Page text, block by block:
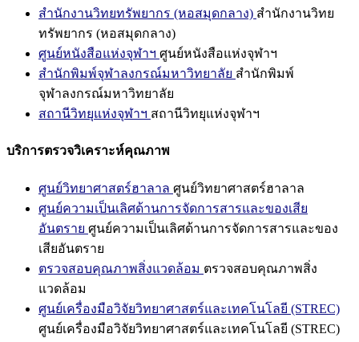
สำนักงานวิทยทรัพยากร (หอสมุดกลาง) สำนักงานวิทย
ทรัพยากร (หอสมุดกลาง)
ศูนย์หนังสือแห่งจุฬาฯ ศูนย์หนังสือแห่งจุฬาฯ
สำนักพิมพ์จุฬาลงกรณ์มหาวิทยาลัย สำนักพิมพ์
จุฬาลงกรณ์มหาวิทยาลัย
สถานีวิทยุแห่งจุฬาฯ สถานีวิทยุแห่งจุฬาฯ
บริการตรวจวิเคราะห์คุณภาพ
ศูนย์วิทยาศาสตร์ฮาลาล ศูนย์วิทยาศาสตร์ฮาลาล
ศูนย์ความเป็นเลิศด้านการจัดการสารและของเสีย
อันตราย ศูนย์ความเป็นเลิศด้านการจัดการสารและของ
เสียอันตราย
ตรวจสอบคุณภาพสิ่งแวดล้อม ตรวจสอบคุณภาพสิ่ง
แวดล้อม
ศูนย์เครื่องมือวิจัยวิทยาศาสตร์และเทคโนโลยี (STREC)
ศูนย์เครื่องมือวิจัยวิทยาศาสตร์และเทคโนโลยี (STREC)